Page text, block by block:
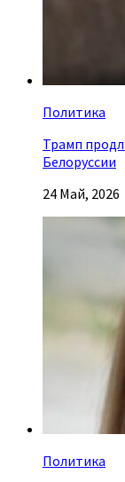
Политика
Трамп
Белоруссии
24 Май, 2026
Политика